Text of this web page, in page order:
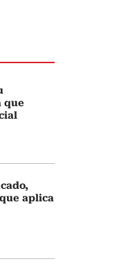
que
aplica